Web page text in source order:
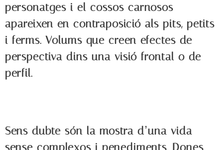
personatges i el cossos carnosos
apareixen en contraposició als pits, petits
i ferms. Volums que creen efectes de
perspectiva dins una visió frontal o de
perfil.
Sens dubte són la mostra d’una vida